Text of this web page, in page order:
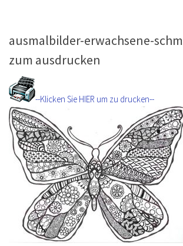
ausmalbilder-erwachsene-
zum ausdrucken
--Klicken Sie HIER um zu drucken--